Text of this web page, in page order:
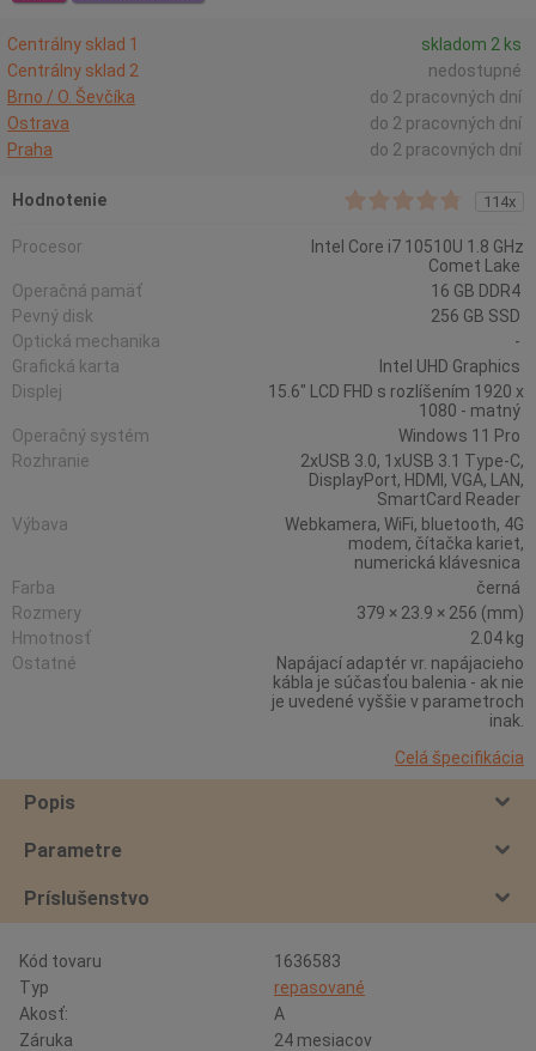
Centrálny sklad 1
skladom 2 ks
Centrálny sklad 2
nedostupné
Brno / O. Ševčíka
do 2 pracovných dní
Ostrava
do 2 pracovných dní
Praha
do 2 pracovných dní
Hodnotenie 114x
Procesor
Intel Core i7 10510U 1.8 GHz
Comet Lake
Operačná pamäť
16 GB DDR4
Pevný disk
256 GB SSD
Optická mechanika
-
Grafická karta
Intel UHD Graphics
Displej
15.6" LCD FHD s rozlíšením 1920 x
1080 - matný
Operačný systém
Windows 11 Pro
Rozhranie
2xUSB 3.0, 1xUSB 3.1 Type-C,
DisplayPort, HDMI, VGA, LAN,
SmartCard Reader
Výbava
Webkamera, WiFi, bluetooth, 4G
modem, čítačka kariet,
numerická klávesnica
Farba
černá
Rozmery
379 × 23.9 × 256 (mm)
Hmotnosť
2.04 kg
Ostatné
Napájací adaptér vr. napájacieho
kábla je súčasťou balenia - ak nie
je uvedené vyššie v parametroch
inak.
Celá špecifikácia
Popis
Parametre
Príslušenstvo
Kód tovaru
1636583
Typ
repasované
Akosť:
A
Záruka
24 mesiacov